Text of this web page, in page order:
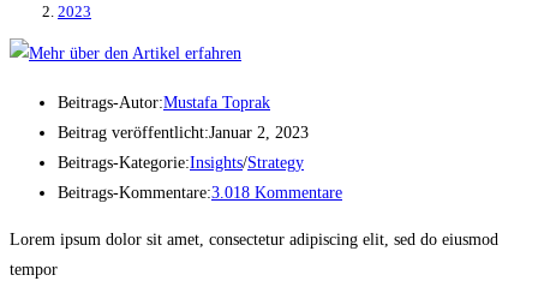
2023
Beitrags-Autor:Mustafa Toprak
Beitrag veröffentlicht:Januar 2, 2023
Beitrags-Kategorie:Insights/Strategy
Beitrags-Kommentare:3.018 Kommentare
Lorem ipsum dolor sit amet, consectetur adipiscing elit, sed do eiusmod
tempor